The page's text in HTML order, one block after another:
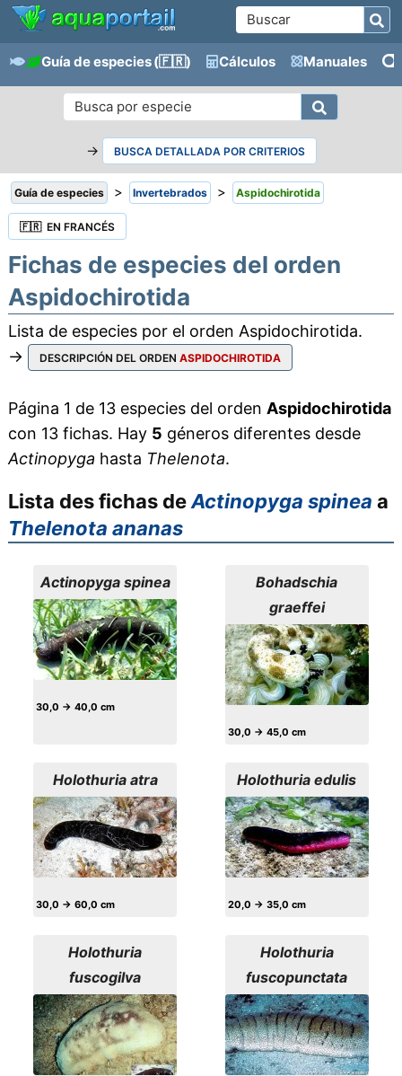
Guía de especies(🇫🇷) Cálculos Manuales
→ BUSCA DETALLADA POR CRITERIOS
Guía de especies > Invertebrados > Aspidochirotida
🇫🇷 EN FRANCÉS
Fichas de especies del orden
Aspidochirotida
Lista de especies por el orden Aspidochirotida.
→
DESCRIPCIÓN DEL ORDEN ASPIDOCHIROTIDA
Página 1 de 13 especies del orden Aspidochirotida
con 13 fichas. Hay 5 géneros diferentes desde
Actinopyga hasta Thelenota.
Lista des fichas deActinopyga spinea a
Thelenota ananas
Actinopyga spinea
30,0 → 40,0 cm
Bohadschia
graeffei
30,0 → 45,0 cm
Holothuria atra
30,0 → 60,0 cm
Holothuria edulis
20,0 → 35,0 cm
Holothuria
fuscogilva
Holothuria
fuscopunctata